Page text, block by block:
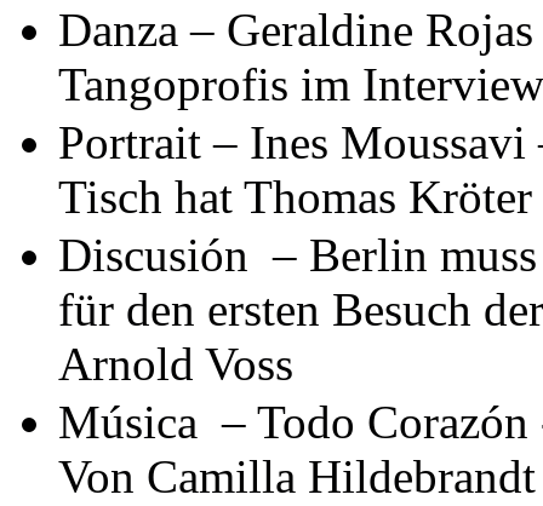
Danza – Geraldine
Tangoprofis im
Portrait – Ines Moussavi
Tisch hat Thomas
Discusión – Berlin
für den ersten Besuch
Arnold Voss
Música – Todo Corazón
Von Camilla Hildebrandt